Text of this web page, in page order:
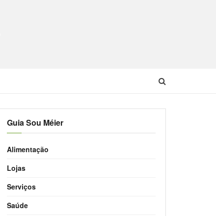
Guia Sou Méier
Alimentação
Lojas
Serviços
Saúde